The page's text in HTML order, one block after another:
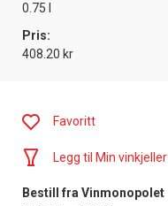
0.75 l
Pris:
408.20 kr
Favoritt
Legg til Min vinkjeller
Bestill fra Vinmonopolet